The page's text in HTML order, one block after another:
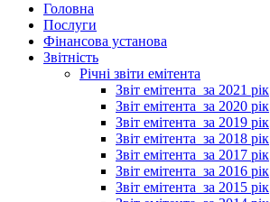
Головна
Послуги
Фінансова установа
Звітність
Річні звіти емітента
Звіт емітента_за 2021 рік
Звіт емітента_за 2020 рік
Звіт емітента_за 2019 рік
Звіт емітента_за 2018 рік
Звіт емітента_за 2017 рік
Звіт емітента_за 2016 рік
Звіт емітента_за 2015 рік